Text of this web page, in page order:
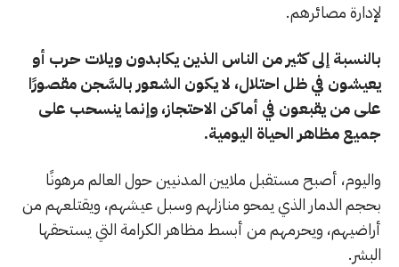
لإدارة مصائرهم.
بالنسبة إلى كثير من الناس الذين يكابدون ويلات حرب أو
يعيشون في ظل احتلال، لا يكون الشعور بالسَّجن مقصورًا
على من يقبعون في أماكن الاحتجاز، وإنما ينسحب على
جميع مظاهر الحياة اليومية.
واليوم، أصبح مستقبل ملايين المدنيين حول العالم مرهونًا
بحجم الدمار الذي يمحو منازلهم وسبل عيشهم، ويقتلعهم من
أراضيهم، ويحرمهم من أبسط مظاهر الكرامة التي يستحقها
البشر.